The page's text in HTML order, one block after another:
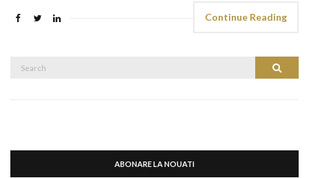
Continue Reading
Search
ABONARE LA NOUATI